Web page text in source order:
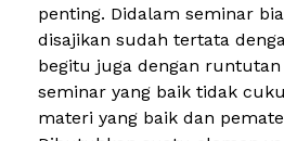
penting. Didalam seminar
disajikan sudah tertata
begitu juga dengan
seminar yang baik tidak
materi yang baik dan